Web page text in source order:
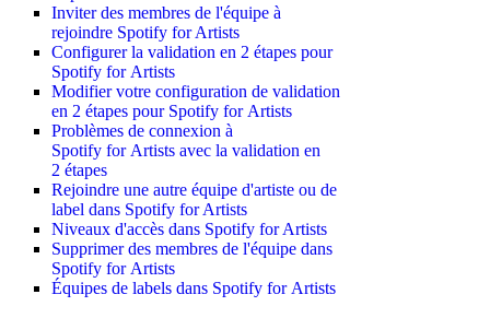
Inviter des membres de l'équipe à
rejoindre Spotify for Artists
Configurer la validation en 2 étapes pour
Spotify for Artists
Modifier votre configuration de validation
en 2 étapes pour Spotify for Artists
Problèmes de connexion à
Spotify for Artists avec la validation en
2 étapes
Rejoindre une autre équipe d'artiste ou de
label dans Spotify for Artists
Niveaux d'accès dans Spotify for Artists
Supprimer des membres de l'équipe dans
Spotify for Artists
Équipes de labels dans Spotify for Artists